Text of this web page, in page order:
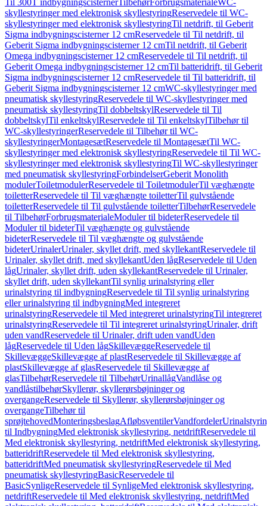
Til 300T indbygningscisternerTilbehørForbrugsmaterialeWC-
skyllestyringer med elektronisk skyllestyringReservedele til WC-
skyllestyringer med elektronisk skyllestyringTil netdrift, til Geberit
Sigma indbygningscisterner 12 cmReservedele til Til netdrift, til
Geberit Sigma indbygningscisterner 12 cmTil netdrift, til Geberit
Omega indbygningscisterner 12 cmReservedele til Til netdrift, til
Geberit Omega indbygningscisterner 12 cmTil batteridrift, til Geberit
Sigma indbygningscisterner 12 cmReservedele til Til batteridrift, til
Geberit Sigma indbygningscisterner 12 cmWC-skyllestyringer med
pneumatisk skyllestyringReservedele til WC-skyllestyringer med
pneumatisk skyllestyringTil dobbeltskylReservedele til Til
dobbeltskylTil enkeltskylReservedele til Til enkeltskylTilbehør til
WC-skyllestyringerReservedele til Tilbehør til WC-
skyllestyringerMontagesætReservedele til MontagesætTil WC-
skyllestyringer med elektronisk skyllestyringReservedele til Til WC-
skyllestyringer med elektronisk skyllestyringTil WC-skyllestyringer
med pneumatisk skyllestyringForbindelserGeberit Monolith
modulerToiletmodulerReservedele til ToiletmodulerTil væghængte
toiletterReservedele til Til væghængte toiletterTil gulvstående
toiletterReservedele til Til gulvstående toiletterTilbehørReservedele
til TilbehørForbrugsmaterialeModuler til bideterReservedele til
Moduler til bideterTil væghængte og gulvstående
bideterReservedele til Til væghængte og gulvstående
bideterUrinalerUrinaler, skyllet drift, med skyllekantReservedele til
Urinaler, skyllet drift, med skyllekantUden lågReservedele til Uden
lågUrinaler, skyllet drift, uden skyllekantReservedele til Urinaler,
skyllet drift, uden skyllekantTil synlig urinalstyring eller
urinalstyring til indbygningReservedele til Til synlig urinalstyring
eller urinalstyring til indbygningMed integreret
urinalstyringReservedele til Med integreret urinalstyringTil integreret
urinalstyringReservedele til Til integreret urinalstyringUrinaler, drift
uden vandReservedele til Urinaler, drift uden vandUden
lågReservedele til Uden lågSkillevæggeReservedele til
SkillevæggeSkillevægge af plastReservedele til Skillevægge af
plastSkillevægge af glasReservedele til Skillevægge af
glasTilbehørReservedele til TilbehørUrinallågVandlåse og
vandlåstilbehørSkyllerør, skyllerørsbøjninger og
overgangeReservedele til Skyllerør, skyllerørsbøjninger og
overgangeTilbehør til
sprøjtehovedMonteringsbeslagAfløbsventilerVandfordeler
til IndbygningMed elektronisk skyllestyring, netdriftReservedele til
Med elektronisk skyllestyring, netdriftMed elektronisk skyllestyring,
batteridriftReservedele til Med elektronisk skyllestyring,
batteridriftMed pneumatisk skyllestyringReservedele til Med
pneumatisk skyllestyringBasicReservedele til
BasicSynligeReservedele til SynligeMed elektronisk skyllestyring,
netdriftReservedele til Med elektronisk skyllestyring, netdriftMed